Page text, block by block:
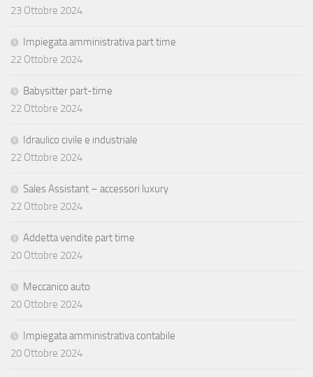
23 Ottobre 2024
Impiegata amministrativa part time
22 Ottobre 2024
Babysitter part-time
22 Ottobre 2024
Idraulico civile e industriale
22 Ottobre 2024
Sales Assistant – accessori luxury
22 Ottobre 2024
Addetta vendite part time
20 Ottobre 2024
Meccanico auto
20 Ottobre 2024
Impiegata amministrativa contabile
20 Ottobre 2024